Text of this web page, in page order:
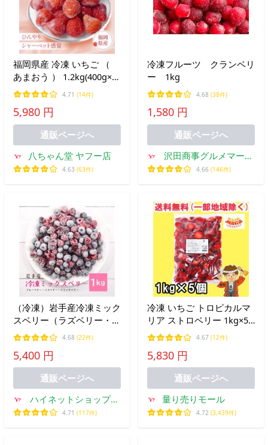
福岡県産 冷凍 いちご （
あまおう ） 1.2kg(400g×3
袋) 【 あまおう 3袋セット
】 送料無料 イチゴ 苺 冷
凍 フルーツ rv お中元
4.71 (14件)
5,980 円
通販ページへ
八ちゃん堂 ヤフー店
4.63 (63件)
冷凍フルーツ クランベリ
ー 1kg
4.68 (38件)
1,580 円
通販ページへ
沢田商事グルメマーケ
ット
4.66 (146件)
（冷凍）岩手産冷凍ミック
スベリー（ラズベリー・ブ
ルーベリー・ブラックベリ
ー）約1kg 国産ベリー※お
盆休業前受付は8/8までで
す
4.68 (22件)
5,400 円
通販ページへ
ハイネットショップヤ
フー店
4.71 (117件)
冷凍 いちご トロピカルマ
リア ストロベリー 1kg×5
個 業務用 レストラン フル
ーツ 製菓 送料無料（北海
道・東北・沖縄除く）
4.67 (12件)
5,830 円
通販ページへ
量り売りモール
4.72 (3,439件)